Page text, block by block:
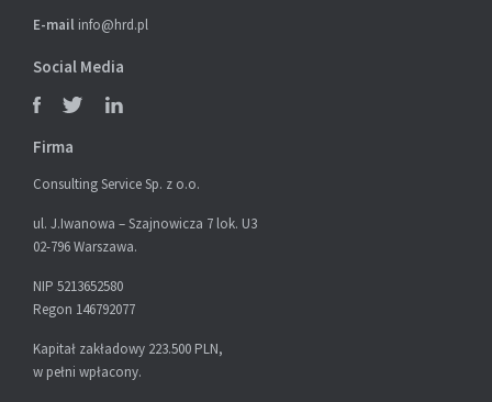
E-mail info@hrd.pl
Social Media
Firma
Consulting Service Sp. z o.o.
ul. J.Iwanowa – Szajnowicza 7 lok. U3
02-796 Warszawa.
NIP 5213652580
Regon 146792077
Kapitał zakładowy 223.500 PLN,
w pełni wpłacony.